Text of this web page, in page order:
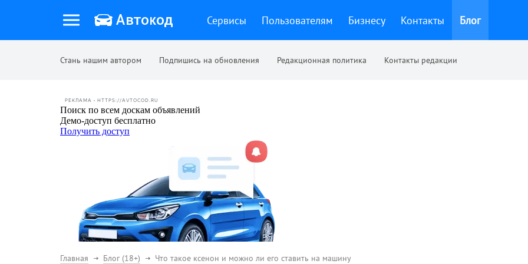
Сервисы Пользователям Бизнесу Контакты Блог
Стань нашим автором Подпишись на обновления Редакционная политика Контакты редакции
РЕКЛАМА • HTTPS://AVTOCOD.RU
Главная Блог (18+) Что такое ксенон и можно ли его ставить на машину